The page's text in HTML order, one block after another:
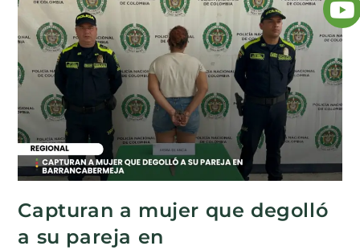
Capturan a mujer que degolló
a su pareja en